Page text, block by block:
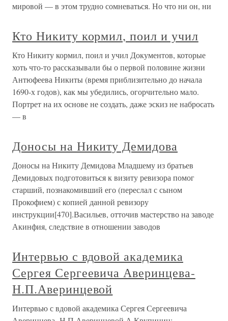
мировой — в этом трудно сомневаться. Но что ни он, ни
Кто Никиту кормил, поил и учил
Кто Никиту кормил, поил и учил Документов, которые
хоть что-то рассказывали бы о первой половине жизни
Антюфеева Никиты (время приблизительно до начала
1690-х годов), как мы убедились, огорчительно мало.
Портрет на их основе не создать, даже эскиз не набросать
— в
Доносы на Никиту Демидова
Доносы на Никиту Демидова Младшему из братьев
Демидовых подготовиться к визиту ревизора помог
старший, познакомивший его (переслал с сыном
Прокофием) с копией данной ревизору
инструкции[470].Васильев, отточив мастерство на заводе
Акинфия, следствие в отношении заводов
Интервью с вдовой академика
Сергея Сергеевича Аверинцева-
Н.П.Аверинцевой
Интервью с вдовой академика Сергея Сергеевича